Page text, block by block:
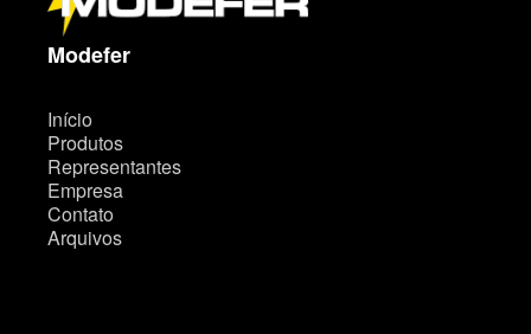
Modefer
Início
Produtos
Representantes
Empresa
Contato
Arquivos